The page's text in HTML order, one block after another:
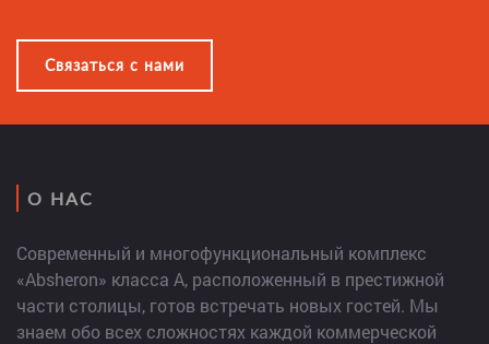
Связаться с нами
О НАС
Современный и многофункциональный комплекс
«Absheron» класса А, расположенный в престижной
части столицы, готов встречать новых гостей. Мы
знаем обо всех сложностях каждой коммерческой